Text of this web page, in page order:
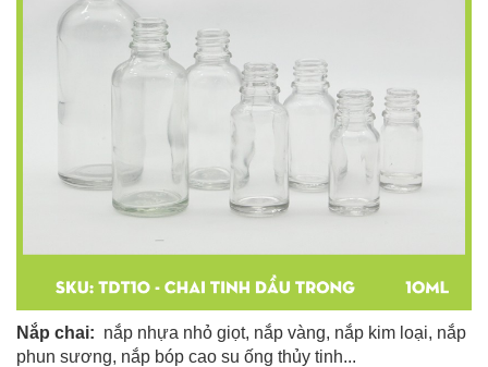
Nắp chai: nắp nhựa nhỏ giọt, nắp vàng, nắp kim loại, nắp
phun sương, nắp bóp cao su ống thủy tinh...